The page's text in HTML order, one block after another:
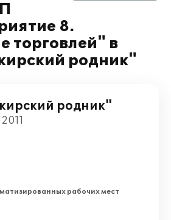
8.
торговлей" в
родник"
родник"
рабочих мест